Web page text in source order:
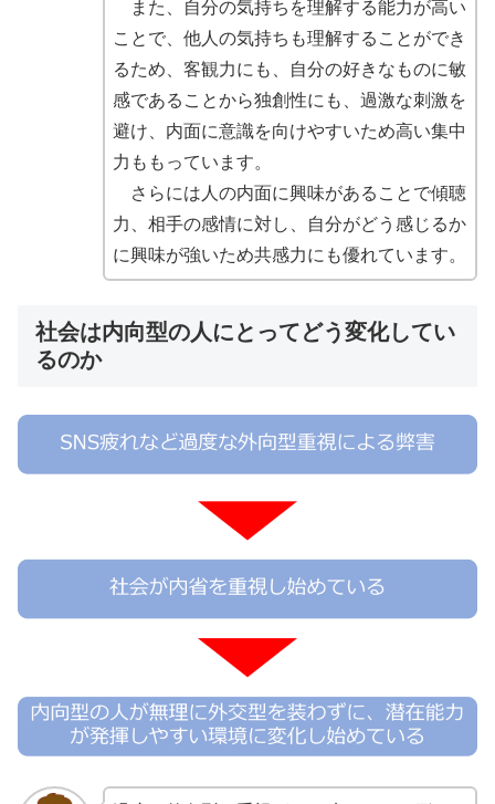
また、自分の気持ちを理解する能力が高い
ことで、他人の気持ちも理解することができ
るため、客観力にも、自分の好きなものに敏
感であることから独創性にも、過激な刺激を
避け、内面に意識を向けやすいため高い集中
力ももっています。
さらには人の内面に興味があることで傾聴
力、相手の感情に対し、自分がどう感じるか
に興味が強いため共感力にも優れています。
社会は内向型の人にとってどう変化してい
るのか